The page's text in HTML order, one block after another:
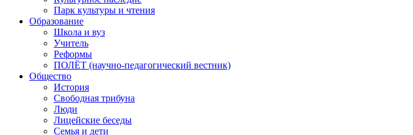
Парк культуры и чтения
Образование
Школа и вуз
Учитель
Реформы
ПОЛЁТ (научно-педагогический вестник)
Общество
История
Свободная трибуна
Люди
Лицейские беседы
Семья и дети